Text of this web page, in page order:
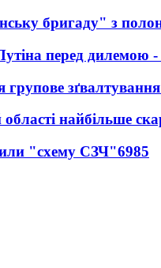
бригаду" з
перед дилемою
області найбільше
"схему СЗЧ"6985